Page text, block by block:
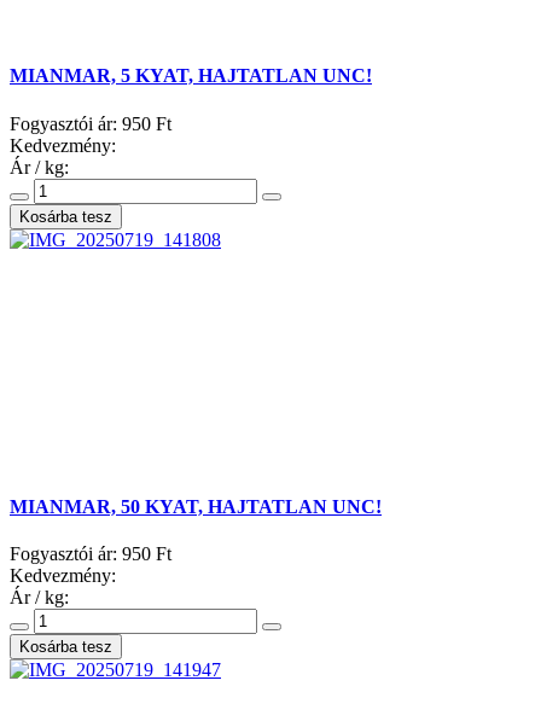
MIANMAR, 5 KYAT, HAJTATLAN UNC!
Fogyasztói ár: 950 Ft
Kedvezmény:
Ár / kg:
MIANMAR, 50 KYAT, HAJTATLAN UNC!
Fogyasztói ár: 950 Ft
Kedvezmény:
Ár / kg: